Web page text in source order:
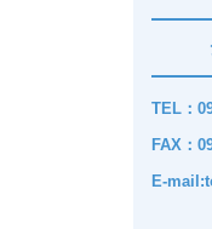
TEL：
FAX：
E-